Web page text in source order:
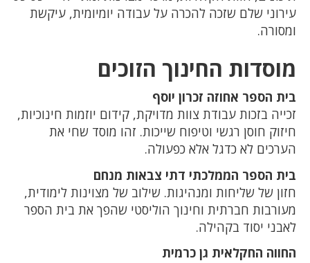
עירוני שלם שזכה להכרה על עבודה יומיומית, עיקשת
ומסורה.
מוסדות החינוך הזוכים
בית הספר אחוזה זכרון יוסף
זכייה בזכות עבודת צוות מדויקת, קידום יוזמות חינוכיות,
חיזוק חוסן רגשי וטיפוח שייכות. זהו מוסד שחי את
הערכים לא כדגל אלא כפעולה.
בית הספר הממלכתי דתי צבאות מנחם
חזון של שליחות ומנהיגות. שילוב של מצוינות לימודית,
מעורבות חברתית וחינוך הוליסטי שהפך את בית הספר
לאבני יסוד בקהילה.
החווה החקלאית גן כרמית